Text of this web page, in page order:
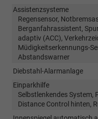
Assistenzsysteme
Regensensor,
Berganfahrassistent,
adaptiv (ACC),
Müdigkeitserkennungs-
Abstandswarner
Diebstahl-Alarmanlage
Einparkhilfe
Selbstlenkendes System,
Distance Control hinten,